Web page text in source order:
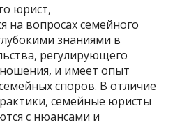
юрист,
на вопросах семейного
знаниями в
регулирующего
и имеет опыт
споров. В отличие
семейные юристы
с нюансами и